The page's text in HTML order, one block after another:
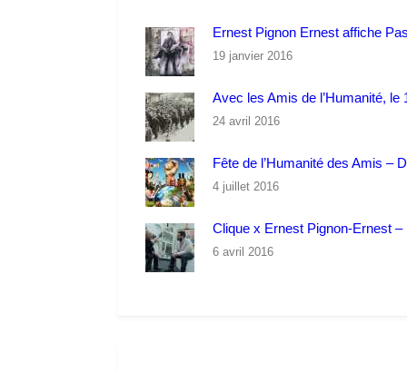
Ernest Pignon Ernest affiche
19 janvier 2016
Avec les Amis de l’Humanité, le
24 avril 2016
Fête de l’Humanité des Amis –
4 juillet 2016
Clique x Ernest Pignon-Ernest
6 avril 2016